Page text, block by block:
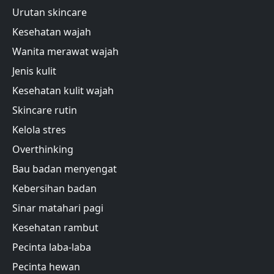
Urutan skincare
Kesehatan wajah
Wanita merawat wajah
Jenis kulit
Kesehatan kulit wajah
Skincare rutin
Kelola stres
Overthinking
Bau badan menyengat
Kebersihan badan
Sinar matahari pagi
Kesehatan rambut
Pecinta laba-laba
Pecinta hewan